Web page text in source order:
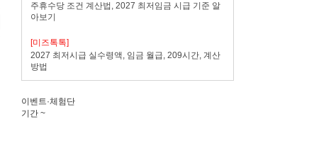
주휴수당 조건 계산법, 2027 최저임금 시급 기준 알
아보기
[미즈톡톡]
2027 최저시급 실수령액, 임금 월급, 209시간, 계산
방법
이벤트·체험단
기간 ~